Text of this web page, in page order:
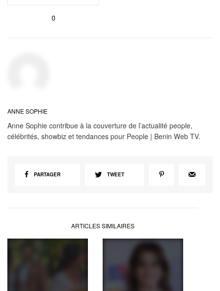
0
ANNE SOPHIE
Anne Sophie contribue à la couverture de l’actualité people,
célébrités, showbiz et tendances pour People | Benin Web TV.
PARTAGER TWEET
ARTICLES SIMILAIRES